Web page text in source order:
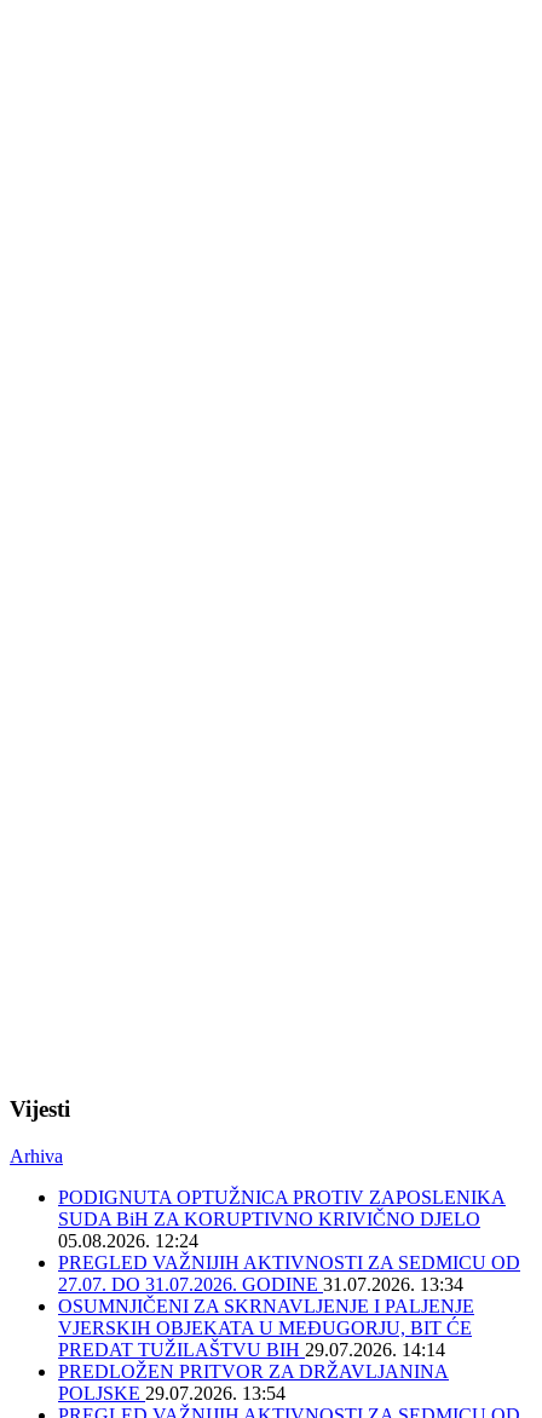
Vijesti
Arhiva
PODIGNUTA OPTUŽNICA PROTIV ZAPOSLENIKA
SUDA BiH ZA KORUPTIVNO KRIVIČNO DJELO
05.08.2026. 12:24
PREGLED VAŽNIJIH AKTIVNOSTI ZA SEDMICU OD
27.07. DO 31.07.2026. GODINE 31.07.2026. 13:34
OSUMNJIČENI ZA SKRNAVLJENJE I PALJENJE
VJERSKIH OBJEKATA U MEĐUGORJU, BIT ĆE
PREDAT TUŽILAŠTVU BIH 29.07.2026. 14:14
PREDLOŽEN PRITVOR ZA DRŽAVLJANINA
POLJSKE 29.07.2026. 13:54